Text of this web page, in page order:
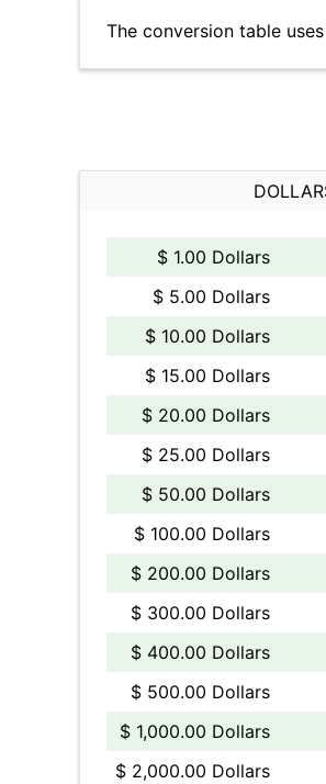
The conversion table
$ 1.00 Dollars
$ 5.00 Dollars
$ 10.00 Dollars
$ 15.00 Dollars
$ 20.00 Dollars
$ 25.00 Dollars
$ 50.00 Dollars
$ 100.00 Dollars
$ 200.00 Dollars
$ 300.00 Dollars
$ 400.00 Dollars
$ 500.00 Dollars
$ 1,000.00 Dollars
$ 2,000.00 Dollars